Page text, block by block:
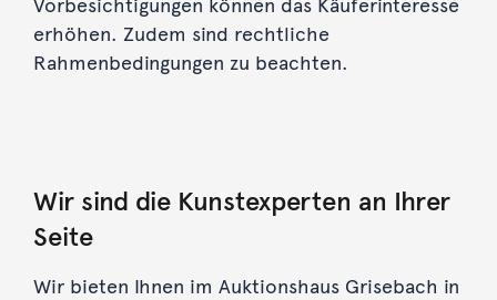
Vorbesichtigungen können das Käuferinteresse
erhöhen. Zudem sind rechtliche
Rahmenbedingungen zu beachten.
Wir sind die Kunstexperten an Ihrer
Seite
Wir bieten Ihnen im Auktionshaus Grisebach in